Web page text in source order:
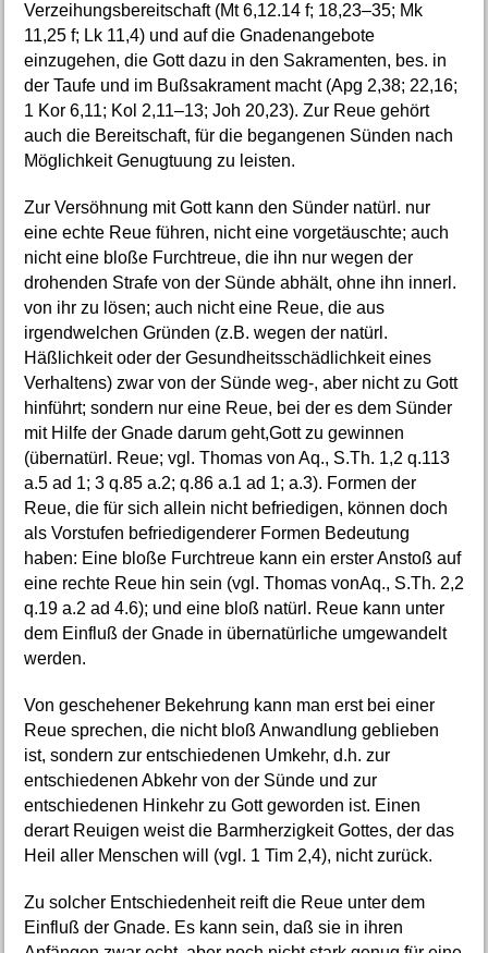
Verzeihungsbereitschaft (Mt 6,12.14 f; 18,23–35; Mk
11,25 f; Lk 11,4) und auf die Gnadenangebote
einzugehen, die Gott dazu in den Sakramenten, bes. in
der Taufe und im Bußsakrament macht (Apg 2,38; 22,16;
1 Kor 6,11; Kol 2,11–13; Joh 20,23). Zur Reue gehört
auch die Bereitschaft, für die begangenen Sünden nach
Möglichkeit Genugtuung zu leisten.
Zur Versöhnung mit Gott kann den Sünder natürl. nur
eine echte Reue führen, nicht eine vorgetäuschte; auch
nicht eine bloße Furchtreue, die ihn nur wegen der
drohenden Strafe von der Sünde abhält, ohne ihn innerl.
von ihr zu lösen; auch nicht eine Reue, die aus
irgendwelchen Gründen (z.B. wegen der natürl.
Häßlichkeit oder der Gesundheitsschädlichkeit eines
Verhaltens) zwar von der Sünde weg-, aber nicht zu Gott
hinführt; sondern nur eine Reue, bei der es dem Sünder
mit Hilfe der Gnade darum geht,Gott zu gewinnen
(übernatürl. Reue; vgl. Thomas von Aq., S.Th. 1,2 q.113
a.5 ad 1; 3 q.85 a.2; q.86 a.1 ad 1; a.3). Formen der
Reue, die für sich allein nicht befriedigen, können doch
als Vorstufen befriedigenderer Formen Bedeutung
haben: Eine bloße Furchtreue kann ein erster Anstoß auf
eine rechte Reue hin sein (vgl. Thomas vonAq., S.Th. 2,2
q.19 a.2 ad 4.6); und eine bloß natürl. Reue kann unter
dem Einfluß der Gnade in übernatürliche umgewandelt
werden.
Von geschehener Bekehrung kann man erst bei einer
Reue sprechen, die nicht bloß Anwandlung geblieben
ist, sondern zur entschiedenen Umkehr, d.h. zur
entschiedenen Abkehr von der Sünde und zur
entschiedenen Hinkehr zu Gott geworden ist. Einen
derart Reuigen weist die Barmherzigkeit Gottes, der das
Heil aller Menschen will (vgl. 1 Tim 2,4), nicht zurück.
Zu solcher Entschiedenheit reift die Reue unter dem
Einfluß der Gnade. Es kann sein, daß sie in ihren